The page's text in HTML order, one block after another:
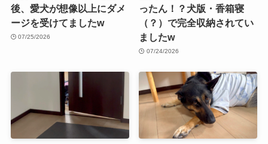
後、愛犬が想像以上にダメ
ージを受けてましたw
07/25/2026
ったん！？犬版・香箱寝
（？）で完全収納されてい
ましたw
07/24/2026